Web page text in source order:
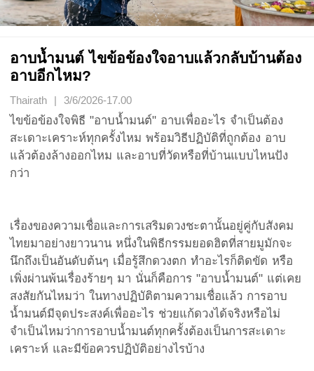
อาบน้ำมนต์ ไขข้อข้องใจอาบแล้วกลับบ้านต้อง
อาบอีกไหม?
Thairath | 3/6/2026-17.00
ไขข้อข้องใจพิธี "อาบน้ำมนต์" อาบเพื่ออะไร จำเป็นต้อง
สะเดาะเคราะห์ทุกครั้งไหม พร้อมวิธีปฏิบัติที่ถูกต้อง อาบ
แล้วต้องล้างออกไหม และอาบที่วัดหรือที่บ้านแบบไหนปัง
กว่า
เรื่องของความเชื่อและการเสริมดวงชะตานั้นอยู่คู่กับสังคม
ไทยมาอย่างยาวนาน หนึ่งในพิธีกรรมยอดฮิตที่สายมูมักจะ
นึกถึงเป็นอันดับต้นๆ เมื่อรู้สึกดวงตก ทำอะไรก็ติดขัด หรือ
เพิ่งผ่านพ้นเรื่องร้ายๆ มา นั่นก็คือการ "อาบน้ำมนต์" แต่เคย
สงสัยกันไหมว่า ในทางปฏิบัติตามความเชื่อแล้ว การอาบ
น้ำมนต์มีจุดประสงค์เพื่ออะไร ช่วยแก้ดวงได้จริงหรือไม่
จำเป็นไหมว่าการอาบน้ำมนต์ทุกครั้งต้องเป็นการสะเดาะ
เคราะห์ และมีข้อควรปฏิบัติอย่างไรบ้าง